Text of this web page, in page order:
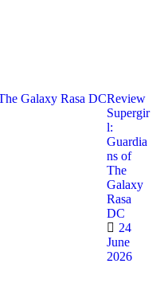
Review
Supergir
l:
Guardia
ns of
The
Galaxy
Rasa
DC
24
June
2026